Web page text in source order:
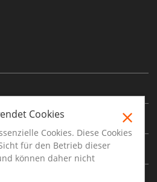
Cookies
Cookies. Diese Cookies
für den Betrieb dieser
können daher nicht